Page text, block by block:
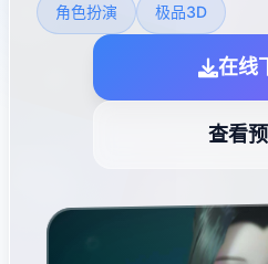
角色扮演 极品3D
在线
查看